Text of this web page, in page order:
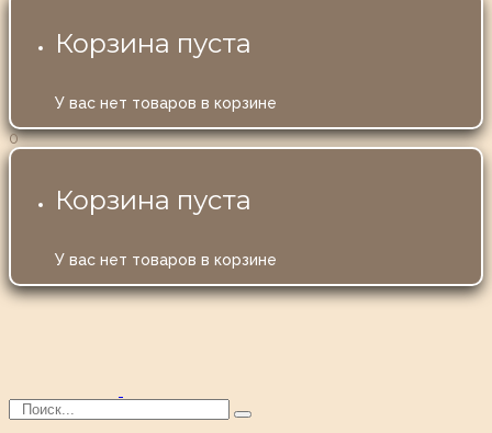
Корзина пуста
У вас нет товаров в корзине
0
Корзина пуста
У вас нет товаров в корзине